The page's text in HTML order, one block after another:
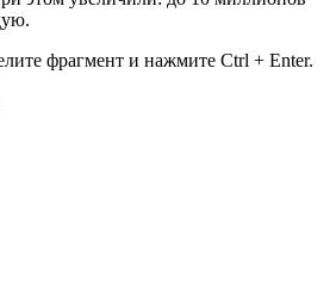
фрагмент и нажмите Ctrl + Enter.